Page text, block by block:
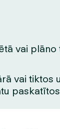
vai
vai tiktos